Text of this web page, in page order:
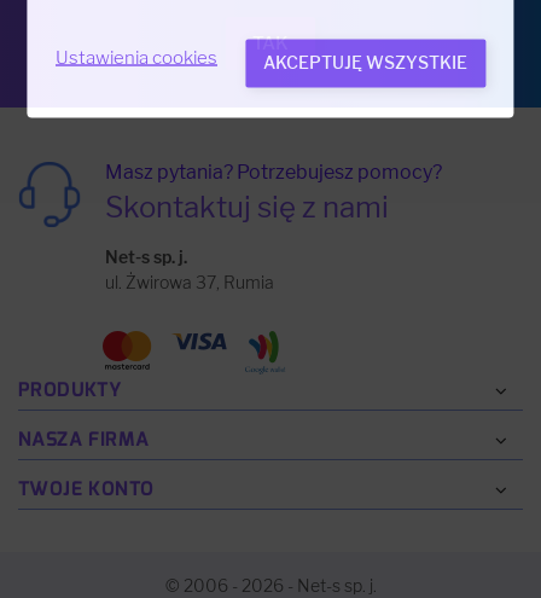
Masz pytania? Potrzebujesz pomocy?
Skontaktuj się z nami
Net-s sp. j.
ul. Żwirowa 37, Rumia
PRODUKTY
NASZA FIRMA
TWOJE KONTO
© 2006 - 2026 - Net-s sp. j.
Ustawienia cookies AKCEPTUJĘ WSZYSTKIE